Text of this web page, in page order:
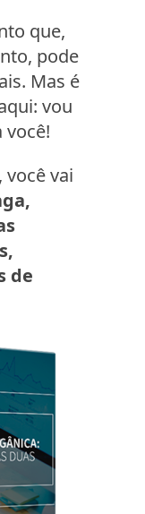
que,
pode
Mas é
vou
vai
de